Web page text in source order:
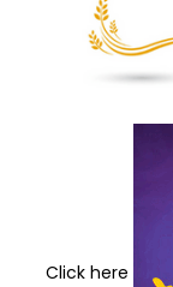
Click here